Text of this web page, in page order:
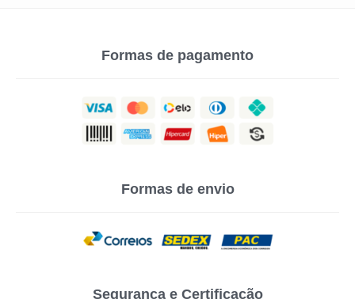
Formas de pagamento
Formas de envio
Segurança e Certificação